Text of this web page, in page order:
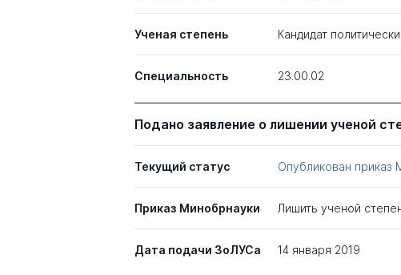
Ученая степень Кандидат
Специальность 23.00.02
Подано заявление о лишении ученой
Текущий статус Опубликован приказ
Приказ Минобрнауки Лишить ученой
Дата подачи ЗоЛУСа 14 января 2019